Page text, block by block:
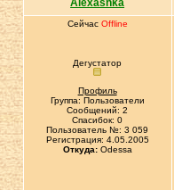
Alexashka
Сейчас Offline
Дегустатор
Профиль
Группа: Пользователи
Сообщений: 2
Спасибок: 0
Пользователь №: 3 059
Регистрация: 4.05.2005
Откуда:Odessa